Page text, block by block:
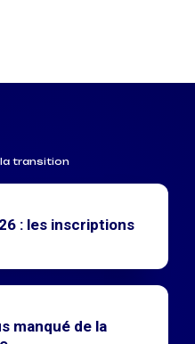
transition
: les inscriptions
manqué de la